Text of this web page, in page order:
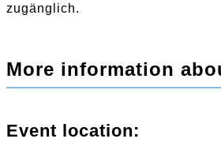
zugänglich.
More information
Event location: